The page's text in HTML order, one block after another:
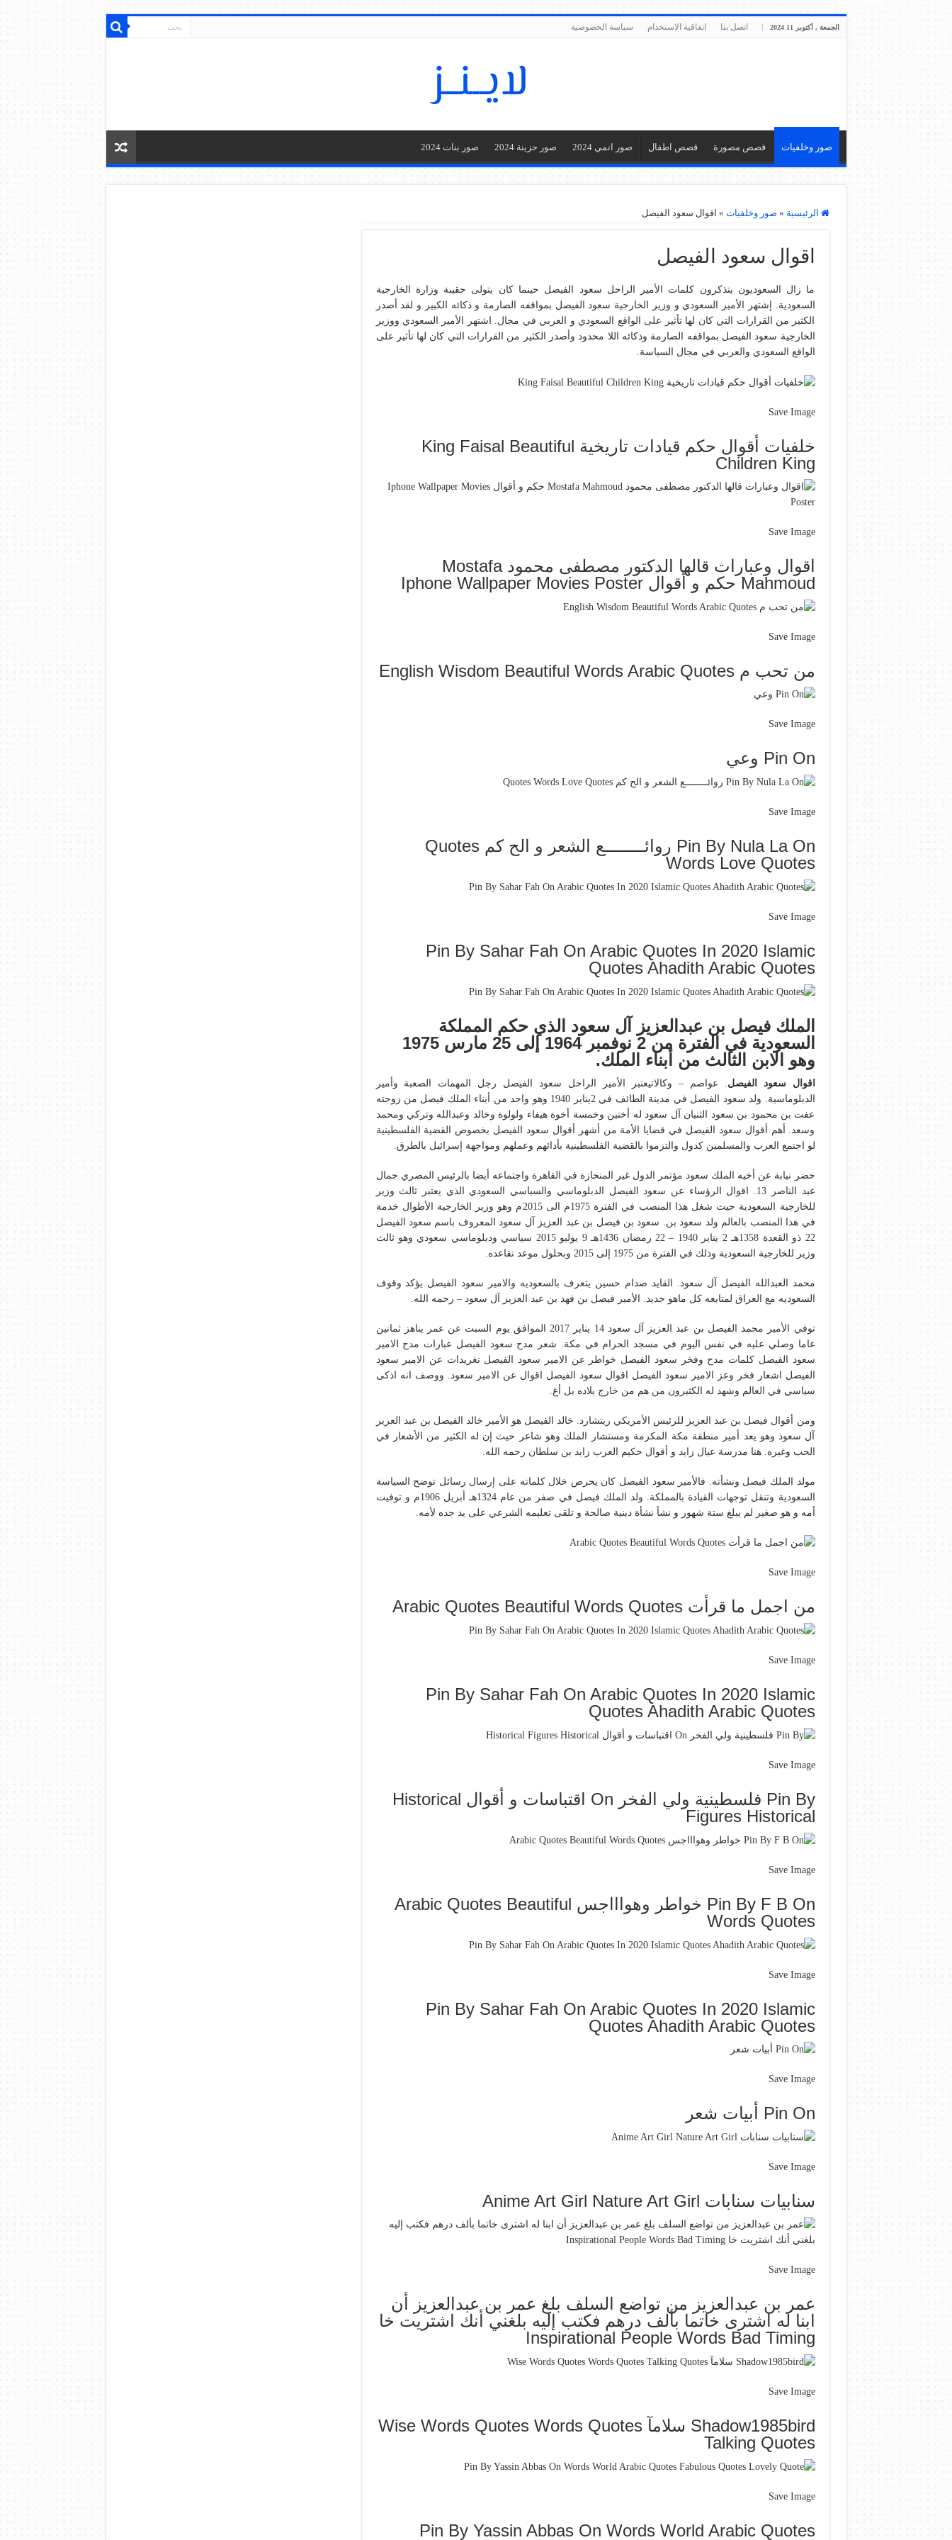
الجمعة , أكتوبر 11 2024 اتصل بنا اتفاقية الاستخدام سياسة الخصوصية
صور وخلفيات قصص مصورة قصص اطفال صور انمي 2024 صور حزينة 2024 صور بنات 2024
الرئيسية » صور وخلفيات » اقوال سعود الفيصل
اقوال سعود الفيصل
ما زال السعوديون يتذكرون كلمات الأمير الراحل سعود الفيصل حينما كان يتولى حقيبة وزارة الخارجية
السعودية. إشتهر الأمير السعودي و وزير الخارجية سعود الفيصل بمواقفه الصارمة و ذكائه الكبير و لقد أصدر
الكثير من القرارات التي كان لها تأثير على الواقع السعودي و العربي في مجال. اشتهر الأمير السعودي ووزير
الخارجية سعود الفيصل بمواقفه الصارمة وذكائه اللا محدود وأصدر الكثير من القرارات التي كان لها تأثير على
الواقع السعودي والعربي في مجال السياسة.
Save Image
خلفيات أقوال حكم قيادات تاريخية King Faisal Beautiful
Children King
Save Image
اقوال وعبارات قالها الدكتور مصطفى محمود Mostafa
Mahmoud حكم و أقوال Iphone Wallpaper Movies Poster
Save Image
من تحب م English Wisdom Beautiful Words Arabic Quotes
Save Image
Pin On وعي
Save Image
Pin By Nula La On روائــــــــع الشعر و الح كم Quotes
Words Love Quotes
Save Image
Pin By Sahar Fah On Arabic Quotes In 2020 Islamic
Quotes Ahadith Arabic Quotes
الملك فيصل بن عبدالعزيز آل سعود الذي حكم المملكة
السعودية في الفترة من 2 نوفمبر 1964 إلى 25 مارس 1975
وهو الابن الثالث من أبناء الملك.
اقوال سعود الفيصل . عواصم – وكالاتيعتبر الأمير الراحل سعود الفيصل رجل المهمات الصعبة وأمير
الدبلوماسية. ولد سعود الفيصل في مدينة الطائف في 2يناير 1940 وهو واحد من أبناء الملك فيصل من زوجته
عفت بن محمود بن سعود الثنيان آل سعود له أختين وخمسة أخوة هيفاء ولولوة وخالد وعبدالله وتركي ومحمد
وسعد. أهم أقوال سعود الفيصل في قضايا الأمة من أشهر أقوال سعود الفيصل بخصوص القضية الفلسطينية
لو اجتمع العرب والمسلمين كدول والتزموا بالقضية الفلسطينية بأدائهم وعملهم ومواجهة إسرائيل بالطرق.
حضر نيابة عن أخيه الملك سعود مؤتمر الدول غير المنحازة في القاهرة واجتماعه أيضا بالرئيس المصري جمال
عبد الناصر 13. اقوال الرؤساء عن سعود الفيصل الدبلوماسي والسياسي السعودي الذي يعتبر ثالث وزير
للخارجية السعودية حيث شغل هذا المنصب في الفترة 1975م الى 2015م وهو وزير الخارجية الأطوال خدمة
في هذا المنصب بالعالم ولد سعود بن. سعود بن فيصل بن عبد العزيز آل سعود المعروف باسم سعود الفيصل
22 ذو القعدة 1358هـ 2 يناير 1940 – 22 رمضان 1436هـ 9 يوليو 2015 سياسي ودبلوماسي سعودي وهو ثالث
وزير للخارجية السعودية وذلك في الفترة من 1975 إلى 2015 وبحلول موعد تقاعده.
محمد العبدالله الفيصل آل سعود. القايد صدام حسين يتعرف بالسعوديه والامير سعود الفيصل يؤكد وقوف
السعوديه مع العراق لمتابعه كل ماهو جديد. الأمير فيصل بن فهد بن عبد العزيز آل سعود – رحمه الله.
توفي الأمير محمد الفيصل بن عبد العزيز آل سعود 14 يناير 2017 الموافق يوم السبت عن عمر يناهز ثمانين
عاما وصلي عليه في نفس اليوم في مسجد الحرام في مكة. شعر مدح سعود الفيصل عبارات مدح الامير
سعود الفيصل كلمات مدح وفخر سعود الفيصل خواطر عن الامير سعود الفيصل تغريدات عن الامير سعود
الفيصل اشعار فخر وعز الامير سعود الفيصل اقوال سعود الفيصل اقوال عن الامير سعود. ووصف انه اذكى
سياسي في العالم وشهد له الكثيرون من هم من خارج بلاده بل أغ.
ومن أقوال فيصل بن عبد العزيز للرئيس الأمريكي ريتشارد. خالد الفيصل هو الأمير خالد الفيصل بن عبد العزيز
آل سعود وهو يعد أمير منطقة مكة المكرمة ومستشار الملك وهو شاعر حيث إن له الكثير من الأشعار في
الحب وغيره. هنا مدرسة عيال زايد و أقوال حكيم العرب زايد بن سلطان رحمه الله.
مولد الملك فيصل ونشأته. فالأمير سعود الفيصل كان يحرص خلال كلماته على إرسال رسائل توضح السياسة
السعودية وتنقل توجهات القيادة بالمملكة. ولد الملك فيصل في صفر من عام 1324هـ أبريل 1906م و توفيت
أمه و هو صغير لم يبلغ ستة شهور و نشأ نشأة دينية صالحة و تلقى تعليمه الشرعي على يد جده لأمه.
Save Image
من اجمل ما قرأت Arabic Quotes Beautiful Words Quotes
Save Image
Pin By Sahar Fah On Arabic Quotes In 2020 Islamic
Quotes Ahadith Arabic Quotes
Save Image
Pin By فلسطينية ولي الفخر On اقتباسات و أقوال Historical
Figures Historical
Save Image
Pin By F B On خواطر وهواااجس Arabic Quotes Beautiful
Words Quotes
Save Image
Pin By Sahar Fah On Arabic Quotes In 2020 Islamic
Quotes Ahadith Arabic Quotes
Save Image
Pin On أبيات شعر
Save Image
سنابيات سنابات Anime Art Girl Nature Art Girl
Save Image
عمر بن عبدالعزيز من تواضع السلف بلغ عمر بن عبدالعزيز أن
ابنا له اشترى خاتما بألف درهم فكتب إليه بلغني أنك اشتريت خا
Inspirational People Words Bad Timing
Save Image
Shadow1985bird سلامآ Wise Words Quotes Words Quotes
Talking Quotes
Save Image
Pin By Yassin Abbas On Words World Arabic Quotes